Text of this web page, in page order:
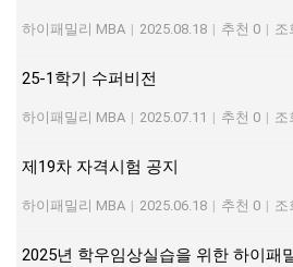
하이패밀리 MBA | 2025.08.18 | 추천 0 | 조
25-1학기 수퍼비전
하이패밀리 MBA | 2025.07.11 | 추천 0 | 조
제19차 자격시험 공지
하이패밀리 MBA | 2025.06.18 | 추천 0 | 조
2025년 학우임상실습을 위한 하이패